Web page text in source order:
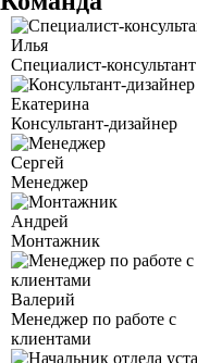
Илья
Специалист-консультант
Екатерина
Консультант-дизайнер
Сергей
Менеджер
Андрей
Монтажник
Валерий
Менеджер по работе с
клиентами